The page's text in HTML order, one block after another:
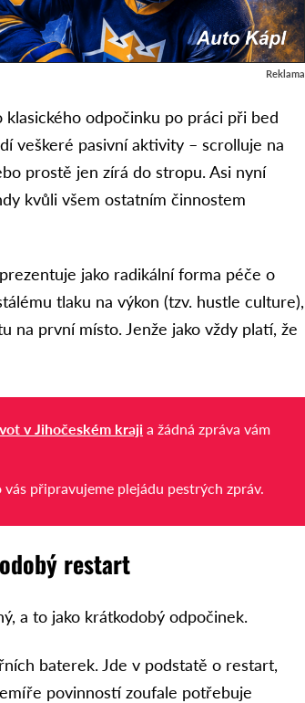
Reklama
odpočinku po práci při bed
veškeré pasivní aktivity – scrolluje na
prostě jen zírá do stropu. Asi nyní
kvůli všem ostatním činnostem
jako radikální forma péče o
tlaku na výkon (tzv. hustle culture),
na první místo. Jenže jako vždy platí, že
v Jihočeském kraji a žádná zpráva vám
vás připravujeme plejádu pestrých zpráv.
restart
a to jako krátkodobý odpočinek.
baterek. Jde v podstatě o restart,
povinností zoufale potřebuje